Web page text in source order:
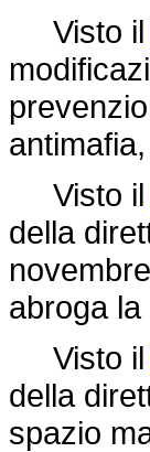
Visto il
Visto il
della
abroga la
Visto il
della
spazio